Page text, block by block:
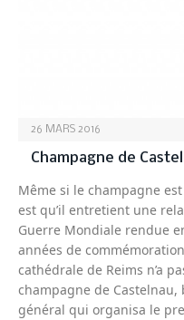
26 MARS 2016
Champagne de
Même si le champagne
est qu’il entretient une
Guerre Mondiale rendue
années de
cathédrale de Reims n’a
champagne de Castelnau,
général qui organisa le